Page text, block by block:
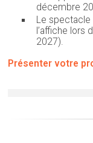
décembre
Le
l’affiche lors
2027).
Présenter votre